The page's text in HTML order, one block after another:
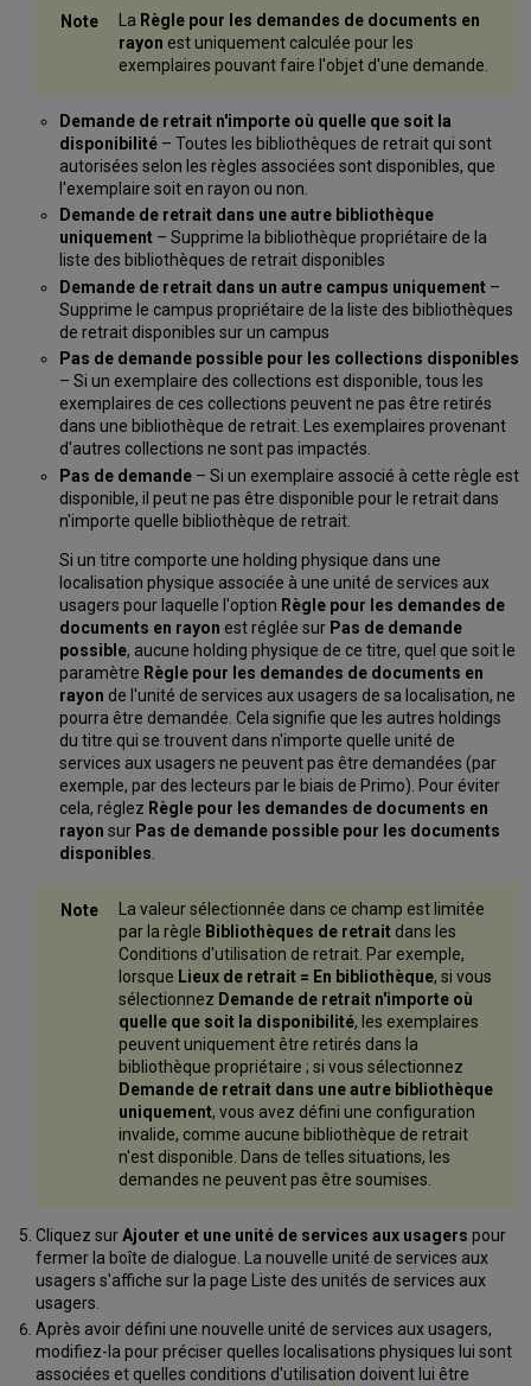
La Règle pour les demandes de documents en
rayon est uniquement calculée pour les
exemplaires pouvant faire l'objet d'une demande.
Demande de retrait n'importe où quelle que soit la
disponibilité– Toutes les bibliothèques de retrait qui sont
autorisées selon les règles associées sont disponibles, que
l'exemplaire soit en rayon ou non.
Demande de retrait dans une autre bibliothèque
uniquement– Supprime la bibliothèque propriétaire de la
liste des bibliothèques de retrait disponibles
Demande de retrait dans un autre campus uniquement–
Supprime le campus propriétaire de la liste des bibliothèques
de retrait disponibles sur un campus
Pas de demande possible pour les collections disponibles
– Si un exemplaire des collections est disponible, tous les
exemplaires de ces collections peuvent ne pas être retirés
dans une bibliothèque de retrait. Les exemplaires provenant
d'autres collections ne sont pas impactés.
Pas de demande– Si un exemplaire associé à cette règle est
disponible, il peut ne pas être disponible pour le retrait dans
n'importe quelle bibliothèque de retrait.
Si un titre comporte une holding physique dans une
localisation physique associée à une unité de services aux
usagers pour laquelle l'option Règle pour les demandes de
documents en rayon est réglée sur Pas de demande
possible, aucune holding physique de ce titre, quel que soit le
paramètre Règle pour les demandes de documents en
rayon de l'unité de services aux usagers de sa localisation, ne
pourra être demandée. Cela signifie que les autres holdings
du titre qui se trouvent dans n'importe quelle unité de
services aux usagers ne peuvent pas être demandées (par
exemple, par des lecteurs par le biais de Primo). Pour éviter
cela, réglez Règle pour les demandes de documents en
rayon sur Pas de demande possible pour les documents
disponibles
La valeur sélectionnée dans ce champ est limitée
par la règle Bibliothèques de retraitdans les
Conditions d'utilisation de retrait. Par exemple,
lorsque Lieux de retrait = En bibliothèque, si vous
sélectionnez Demande de retrait n'importe où
quelle que soit la disponibilité, les exemplaires
peuvent uniquement être retirés dans la
bibliothèque propriétaire ; si vous sélectionnez
Demande de retrait dans une autre bibliothèque
uniquement, vous avez défini une configuration
invalide, comme aucune bibliothèque de retrait
n'est disponible. Dans de telles situations, les
demandes ne peuvent pas être soumises.
Cliquez surAjouter et une unité de services aux usagers pour
fermer la boîte de dialogue. La nouvelle unité de services aux
usagers s'affiche sur la page Liste des unités de services aux
usagers.
Après avoir défini une nouvelle unité de services aux usagers,
modifiez-la pour préciser quelles localisations physiques lui sont
associées et quelles conditions d'utilisation doivent lui être